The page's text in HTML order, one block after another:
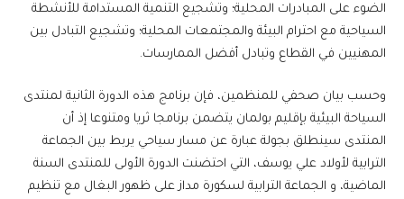
الضوء على المبادرات المحلية؛ وتشجيع التنمية المستدامة للأنشطة
السياحية مع احترام البيئة والمجتمعات المحلية؛ وتشجيع التبادل بين
المهنيين في القطاع وتبادل أفضل الممارسات.
وحسب بيان صحفي للمنظمين، فإن برنامج هذه الدورة الثانية لمنتدى
السياحة البيئية بإقليم بولمان يتضمن برنامجا ثريا ومتنوعا إذ أن
المنتدى سينطلق بجولة عبارة عن مسار سياحي يربط بين الجماعة
الترابية لأولاد علي يوسف، التي احتضنت الدورة الأولى للمنتدى السنة
الماضية، و الجماعة الترابية لسكورة مداز على ظهور البغال مع تنظيم